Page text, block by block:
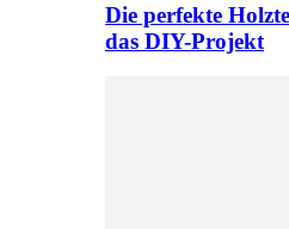
Die perfekte
das DIY-Projekt